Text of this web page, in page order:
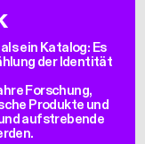
ein Katalog: Es
der Identität
Forschung,
Produkte und
aufstrebende